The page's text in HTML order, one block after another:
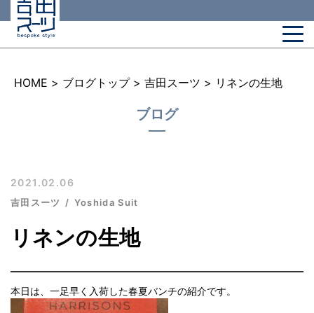
HOME > ブログトップ > 吉田スーツ > リネンの生地
ブログ
2021.02.06
吉田スーツ Yoshida Suit
リネンの生地
本日は、一足早く入荷した春夏バンチの紹介です。